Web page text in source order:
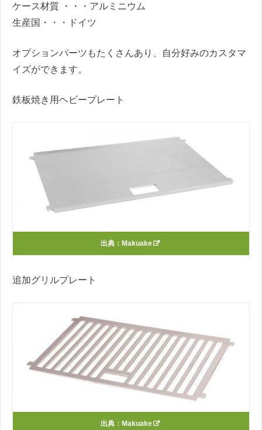
ケース材質 ・・・アルミニウム
生産国・・・ドイツ
オプションパーツもたくさんあり、自分好みのカスタマ
イズができます。
鉄板焼き用ヘビープレート
出典： Makuake
追加グリルプレート
出典： Makuake